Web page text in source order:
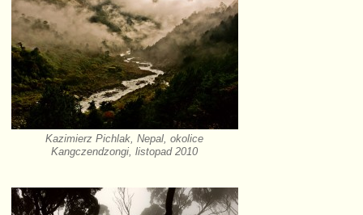
Kazimierz Pichlak, Nepal, okolice
Kangczendzongi, listopad 2010